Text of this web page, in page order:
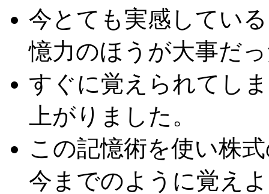
今とても実感してい
憶力のほうが大事だ
すぐに覚えられてし
上がりました。
この記憶術を使い株
今までのように覚え